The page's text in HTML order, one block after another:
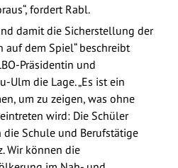
fordert Rabl.
damit die Sicherstellung der
dem Spiel“ beschreibt
Präsidentin und
Ulm die Lage. „Es ist ein
um zu zeigen, was ohne
wird: Die Schüler
Schule und Berufstätige
Wir können die